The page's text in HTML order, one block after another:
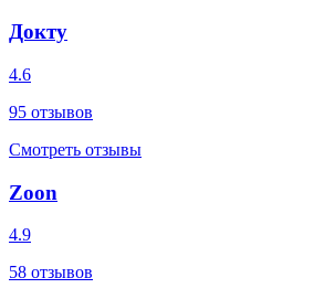
Докту
4.6
95 отзывов
Смотреть отзывы
Zoon
4.9
58 отзывов